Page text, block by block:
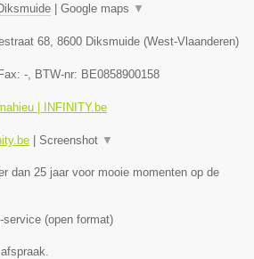
Google maps ▼
68 8600 Diksmuide (West-Vlaanderen)
Fax: - , BTW-nr: BE0858900158
| INFINITY.be
Screenshot ▼
dan 25 jaar voor mooie momenten op de
service (open format)